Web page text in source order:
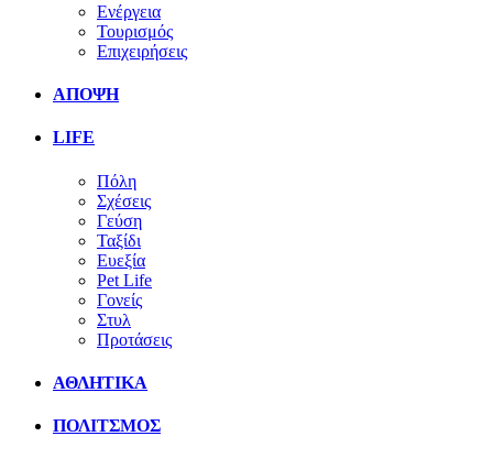
Ενέργεια
Τουρισμός
Επιχειρήσεις
ΑΠΟΨΗ
LIFE
Πόλη
Σχέσεις
Γεύση
Ταξίδι
Ευεξία
Pet Life
Γονείς
Στυλ
Προτάσεις
ΑΘΛΗΤΙΚΑ
ΠΟΛΙΤΣΜΟΣ